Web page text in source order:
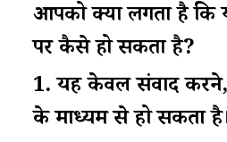
आपको क्या लगता है
पर कैसेहोसकता है?
1.यहकेवलसंवाद
केमाध्यमसेहोसकता